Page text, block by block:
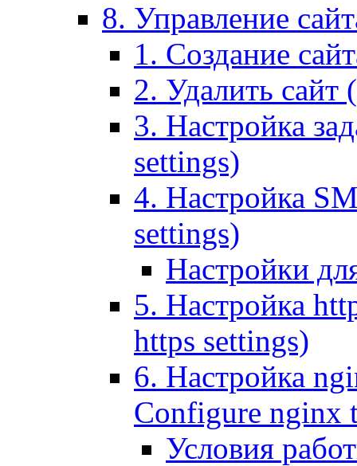
8. Управление
1. Создание
2. Удалить сайт
3. Настройка
settings)
4. Настройка
settings)
Настройки
5. Настройка
https settings)
6. Настройка
Configure nginx
Условия